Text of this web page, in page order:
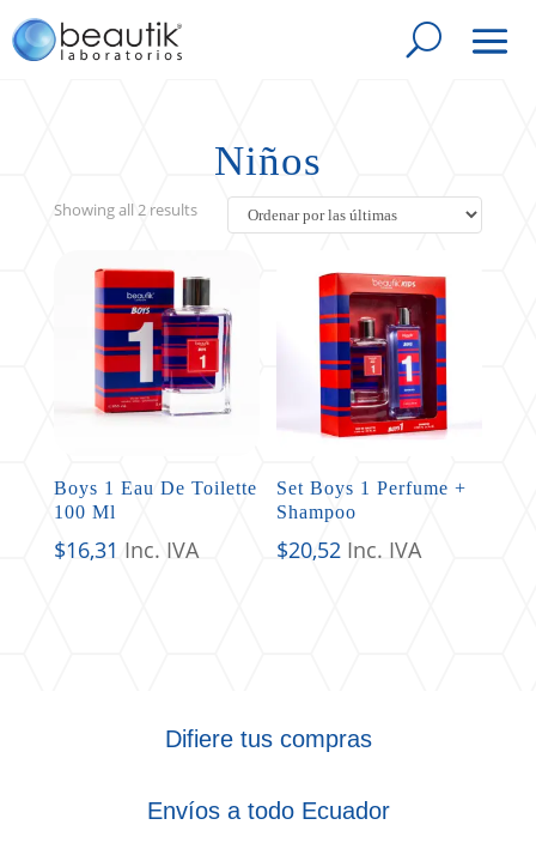
Niños
Showing all 2 resultsSorted
Boys 1 Eau De Toilette
100 Ml
$16,31 Inc. IVA
Set Boys 1 Perfume +
Shampoo
$20,52 Inc. IVA
Difiere tus compras
Envíos a todo Ecuador